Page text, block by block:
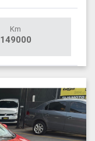
Km
149000